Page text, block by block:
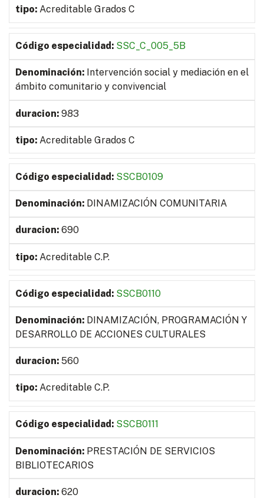
Acreditable Grados C
SSC_C_005_5B
Intervención social y mediación en el
ámbito comunitario y convivencial
983
Acreditable Grados C
SSCB0109
DINAMIZACIÓN COMUNITARIA
690
Acreditable C.P.
SSCB0110
DINAMIZACIÓN, PROGRAMACIÓN Y
DESARROLLO DE ACCIONES CULTURALES
560
Acreditable C.P.
SSCB0111
PRESTACIÓN DE SERVICIOS
BIBLIOTECARIOS
620